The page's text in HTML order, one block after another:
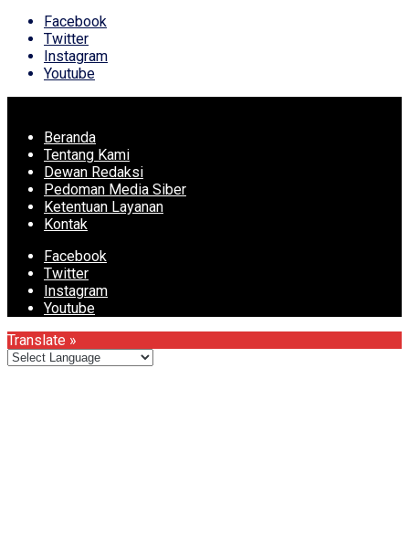
Facebook
Twitter
Instagram
Youtube
Beranda
Tentang Kami
Dewan Redaksi
Pedoman Media Siber
Ketentuan Layanan
Kontak
Facebook
Twitter
Instagram
Youtube
Translate »